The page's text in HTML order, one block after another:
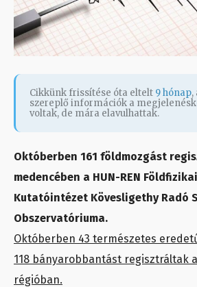
Cikkünk frissítése óta eltelt 9 hónap,
szereplő információk a
voltak, de mára elavulhattak.
Októberben 161 földmozgást
medencében a HUN-REN
Kutatóintézet Kövesligethy Radó
Obszervatóriuma.
Októberben 43 természetes
118 bányarobbantást regisztráltak
régióban.